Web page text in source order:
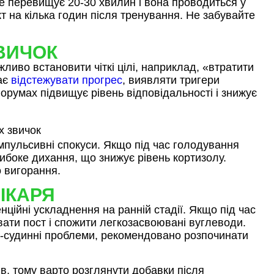
перевищує 20‑30 хвилин і вона проводиться у
кілька годин після тренування. Не забувайте
встановити чіткі цілі, наприклад, «втратити
відстежувати прогрес, виявляти тригери
підвищує рівень відповідальності і знижує
спокуси. Якщо під час голодування
дихання, що знижує рівень кортизолу.
вигорання.
ускладнення на ранній стадії. Якщо під час
пост і спожити легкозасвоювані вуглеводи.
проблеми, рекомендовано розпочинати
тому варто розглянути добавки після